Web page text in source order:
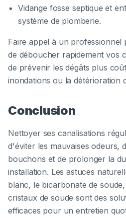
Vidange fosse septique et
système de plomberie.
Faire appel à un professionnel
de déboucher rapidement vos
de prévenir les dégâts plus
inondations ou la détérioration
Conclusion
Nettoyer ses canalisations
d'éviter les mauvaises odeurs,
bouchons et de prolonger la
installation. Les astuces
blanc, le bicarbonate de
cristaux de soude sont des
efficaces pour un entretien